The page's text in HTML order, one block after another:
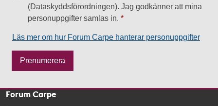
(Dataskyddsförordningen). Jag godkänner att mina
personuppgifter samlas in.
Läs mer om hur Forum Carpe hanterar personuppgifter
s
Prenumerera
Forum Carpe